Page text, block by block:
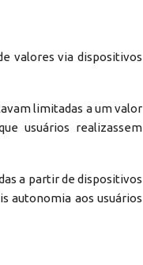
valores via dispositivos
limitadas a um valor
usuários realizassem
a partir de dispositivos
autonomia aos usuários